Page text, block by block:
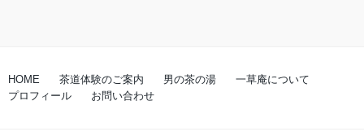
HOME 茶道体験のご案内 男の茶の湯
一草庵について
プロフィール
お問い合わせ